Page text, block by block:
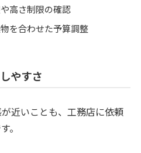
高さ制限の確認
を合わせた予算調整
やすさ
近いことも、工務店に依頼
。